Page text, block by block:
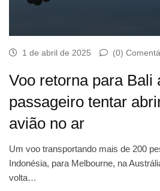
1 de abril de 2025 (0)
Voo retorna para Bali
passageiro tentar
avião no ar
Um voo transportando mais de 200
Indonésia, para Melbourne, na
volta…